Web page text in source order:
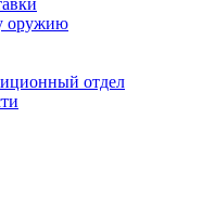
оружию
отдел